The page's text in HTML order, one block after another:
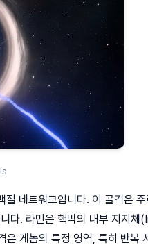
네트워크입니다. 이 골격은 주
다. 라민은 핵막의 내부 지지
은 게놈의 특정 영역, 특히 반